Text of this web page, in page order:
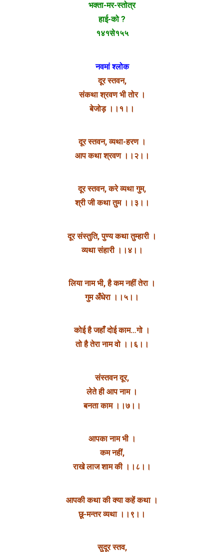
भक्ता-मर-स्तोत्र
हाई-को ?
१४१से१५५
नवमां श्लोक
दूर स्तवन,
संकथा श्रवण भी तोर ।
बेजोड़ ।।१।।
दूर स्तवन, व्यथा-हरण ।
आप कथा श्रवण ।।२।।
दूर स्तवन, करे व्यथा गुम,
श्री जी कथा तुम ।।३।।
दूर संस्तुति, पुण्य कथा तुम्हारी ।
व्यथा संहारी ।।४।।
लिया नाम भी, है कम नहीं तेरा ।
गुम अँधेरा ।।५।।
कोई है जहाँ दोई काम…गो ।
तो है तेरा नाम वो ।।६।।
संस्तवन दूर,
लेते ही आप नाम ।
बनता काम ।।७।।
आपका नाम भी ।
कम नहीं,
राखे लाज शाम की ।।८।।
आपकी कथा की क्या कहें कथा ।
छू-मन्तर व्यथा ।।९।।
सुदूर स्तव,